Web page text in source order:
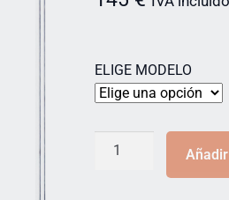
ELIGE MODELO